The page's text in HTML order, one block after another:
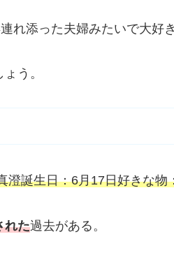
れ添った夫婦みたいで大好
う。
澄誕生日：6月17日好きな物
れた過去がある。